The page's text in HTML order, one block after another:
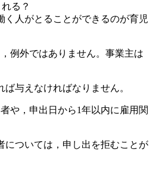
る？
く人がとることができるのが育児
例外ではありません。事業主は
与えなければなりません。
や，申出日から1年以内に雇用関
については，申し出を拒むことが